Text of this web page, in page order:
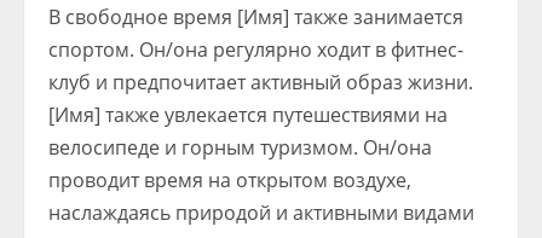
В свободное время [Имя] также занимается
спортом. Он/она регулярно ходит в фитнес-
клуб и предпочитает активный образ жизни.
[Имя] также увлекается путешествиями на
велосипеде и горным туризмом. Он/она
проводит время на открытом воздухе,
наслаждаясь природой и активными видами